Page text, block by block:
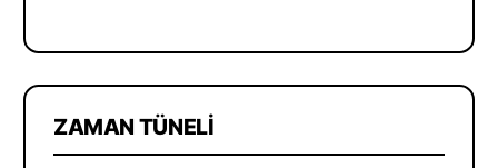
ZAMAN TÜNELI